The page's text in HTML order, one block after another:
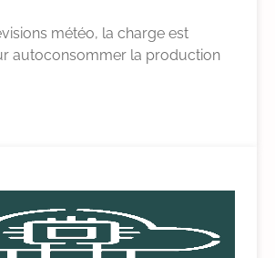
météo, la charge est
autoconsommer la production